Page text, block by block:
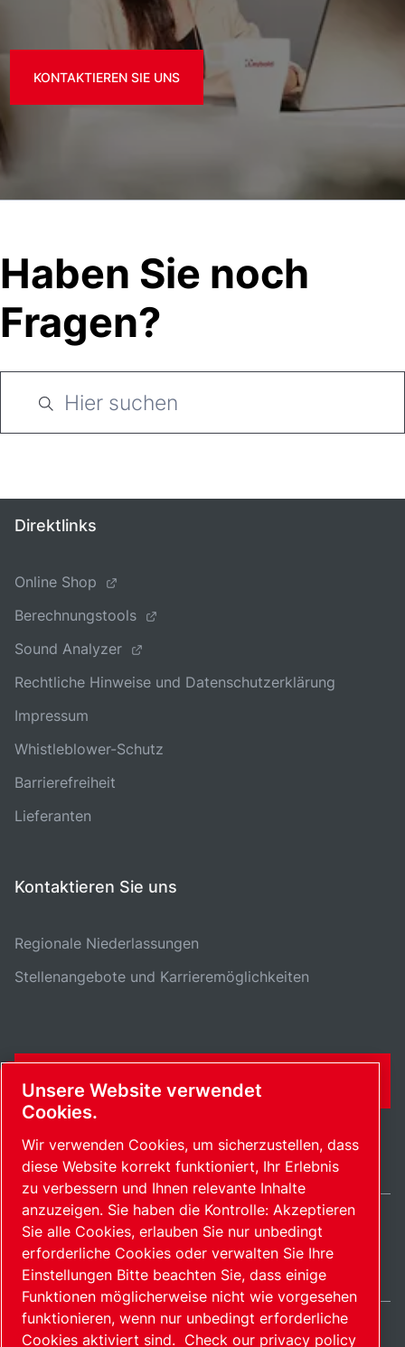
KONTAKTIEREN SIE UNS
Haben Sie noch
Fragen?
Direktlinks
Online Shop
Berechnungstools
Sound Analyzer
Rechtliche Hinweise und Datenschutzerklärung
Impressum
Whistleblower-Schutz
Barrierefreiheit
Lieferanten
Kontaktieren Sie uns
Regionale Niederlassungen
Stellenangebote und Karrieremöglichkeiten
KONTAKTFORMULAR
SitemapCookies verwalten© 2026 Copyright.
Germany / DE
Unsere Website verwendet
Cookies.
Wir verwenden Cookies, um sicherzustellen, dass
diese Website korrekt funktioniert, Ihr Erlebnis
zu verbessern und Ihnen relevante Inhalte
anzuzeigen. Sie haben die Kontrolle: Akzeptieren
Sie alle Cookies, erlauben Sie nur unbedingt
erforderliche Cookies oder verwalten Sie Ihre
Einstellungen Bitte beachten Sie, dass einige
Funktionen möglicherweise nicht wie vorgesehen
funktionieren, wenn nur unbedingt erforderliche
Cookies aktiviert sind. Check our privacy policy